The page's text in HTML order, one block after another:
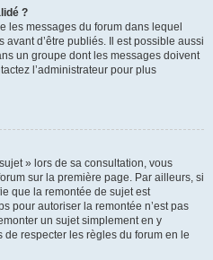
?
les messages du forum dans lequel
avant d’être publiés. Il est possible aussi
un groupe dont les messages doivent
l’administrateur pour plus
» lors de sa consultation, vous
sur la première page. Par ailleurs, si
que la remontée de sujet est
pour autoriser la remontée n’est pas
un sujet simplement en y
respecter les règles du forum en le